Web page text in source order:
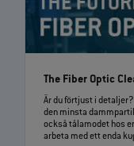
The Fiber Optic
Är du förtjust i
den minsta
också tålamodet hos
arbeta med ett enda